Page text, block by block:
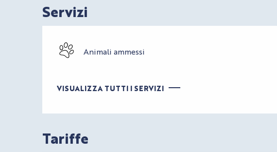
Servizi
Animali ammessi
VISUALIZZA TUTTI I SERVIZI
Tariffe